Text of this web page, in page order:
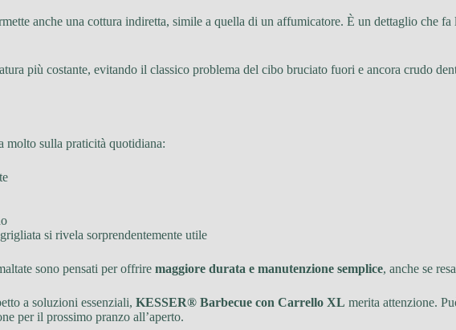
anche una cottura indiretta, simile a quella di un affumicatore. È un dettaglio che
più costante, evitando il classico problema del cibo bruciato fuori e ancora crudo
molto sulla praticità quotidiana:
si rivela sorprendentemente utile
sono pensati per offrire maggiore durata e manutenzione semplice, anche se
a soluzioni essenziali, KESSER® Barbecue con Carrello XL merita attenzione.
per il prossimo pranzo all’aperto.